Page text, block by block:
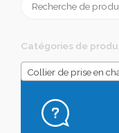
pour :
Catégories de
Collier de prise en